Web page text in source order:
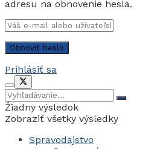
adresu na obnovenie hesla.
Prihlásiť sa
Žiadny výsledok
Zobraziť všetky výsledky
Spravodajstvo